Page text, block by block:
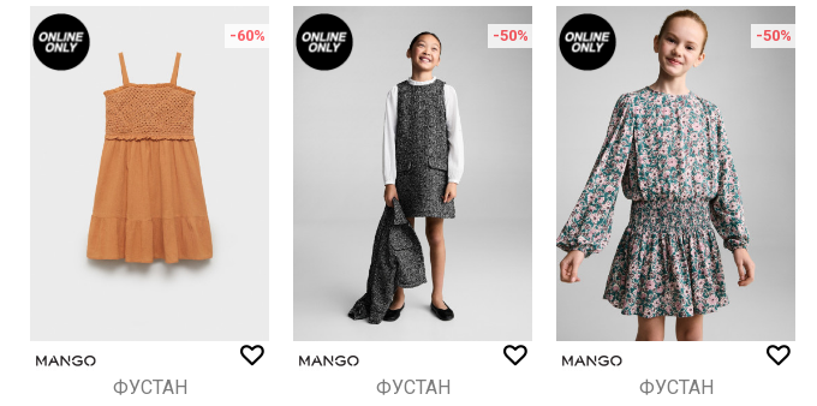
ИСПРАТИ
-60%
ФУСТАН
-50%
ФУСТАН
-50%
ФУСТАН